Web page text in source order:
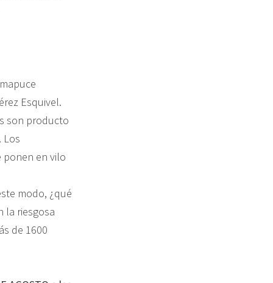
Esquivel.
son producto
Los
ponen en vilo
modo, ¿qué
la riesgosa
de 1600